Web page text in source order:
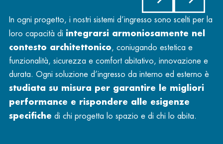
In ogni progetto, i nostri sistemi d’ingresso sono scelti per la
loro capacità di integrarsi armoniosamente nel
contesto architettonico, coniugando estetica e
funzionalità, sicurezza e comfort abitativo, innovazione e
durata. Ogni soluzione d’ingresso da interno ed esterno è
studiata su misura per garantire le migliori
performance e rispondere alle esigenze
specifiche di chi progetta lo spazio e di chi lo abita.